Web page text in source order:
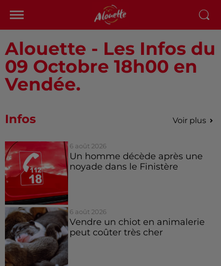
Alouette - Les Infos du
09 Octobre 18h00 en
Vendée.
Infos Voir plus
6 août 2026
Un homme décède après une
noyade dans le Finistère
6 août 2026
Vendre un chiot en animalerie
peut coûter très cher